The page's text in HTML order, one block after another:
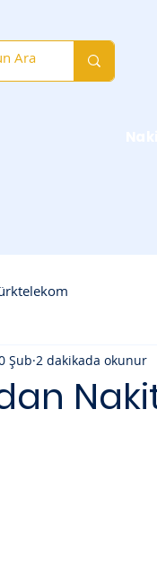
Hizmetler
Şub 2 dakikada okunur